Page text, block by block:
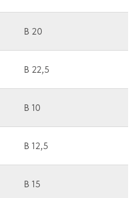
B 20
B 22,5
B 10
B 12,5
B 15